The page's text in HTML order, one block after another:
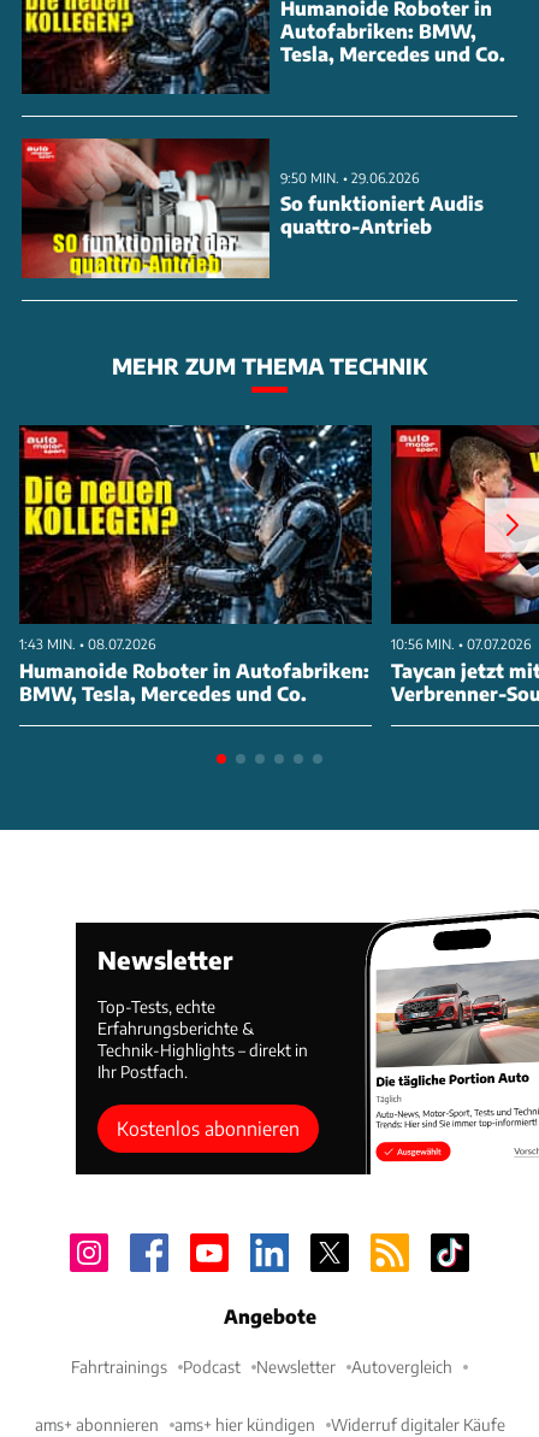
Humanoide Roboter in
Autofabriken: BMW,
Tesla, Mercedes und Co.
9:50 MIN. • 29.06.2026
So funktioniert Audis
quattro-Antrieb
MEHR ZUM THEMA TECHNIK
1:43 MIN. • 08.07.2026
Humanoide Roboter in Autofabriken:
BMW, Tesla, Mercedes und Co.
10:56 MIN. • 07.07.2026
Taycan jetzt
Verbrenner-
Newsletter
Top-Tests, echte
Erfahrungsberichte &
Technik-Highlights – direkt in
Ihr Postfach.
Kostenlos abonnieren
Angebote
Fahrtrainings Podcast Newsletter Autovergleich
ams+ abonnieren ams+ hier kündigen Widerruf digitaler Käufe